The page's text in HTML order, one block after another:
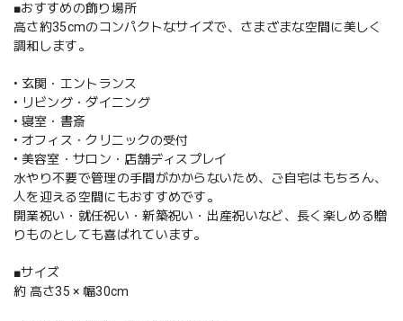
■おすすめの飾り場所
高さ約35cmのコンパクトなサイズで、さまざまな空間に美しく
調和します。
• 玄関・エントランス
• リビング・ダイニング
• 寝室・書斎
• オフィス・クリニックの受付
• 美容室・サロン・店舗ディスプレイ
水やり不要で管理の手間がかからないため、ご自宅はもちろん、
人を迎える空間にもおすすめです。
開業祝い・就任祝い・新築祝い・出産祝いなど、長く楽しめる贈
りものとしても喜ばれています。
■サイズ
約 高さ35 × 幅30cm